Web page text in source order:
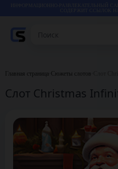
СОДЕРЖИТ ССЫЛОК
КАЗИНО
ИГРЫ
СТАТЬИ
Главная страница Сюжеты слотов
Слот Christmas